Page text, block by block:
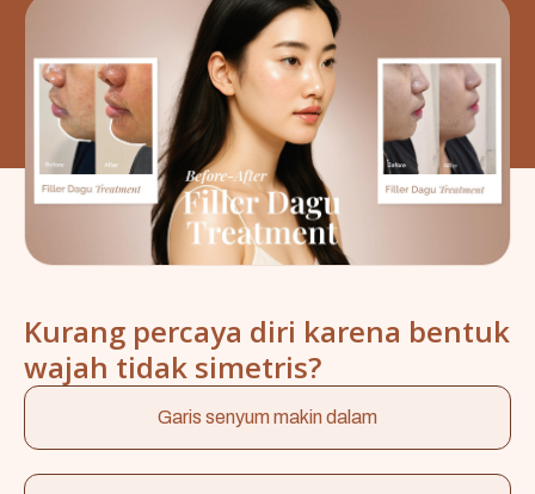
Kurang percaya diri karena bentuk
wajah tidak simetris?
Garis senyum makin dalam